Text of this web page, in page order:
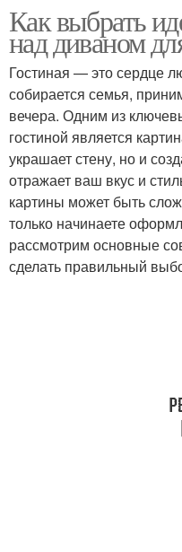
Как выбрать
над диваном
Гостиная — это сердце
собирается семья,
вечера. Одним из
гостиной является
украшает стену, но и
отражает ваш вкус и
картины может быть
только начинаете
рассмотрим основные
сделать правильный